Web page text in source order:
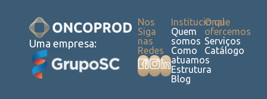
Uma empresa:
Institucional
Quem
somos
Como
atuamos
Estrutura
Blog
O que
ofercemos
Serviços
Catálogo
Nos
Siga
nas
Redes